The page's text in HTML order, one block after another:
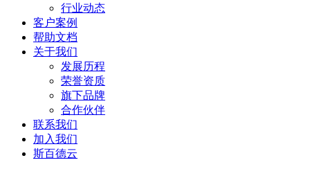
行业动态
客户案例
帮助文档
关于我们
发展历程
荣誉资质
旗下品牌
合作伙伴
联系我们
加入我们
斯百德云